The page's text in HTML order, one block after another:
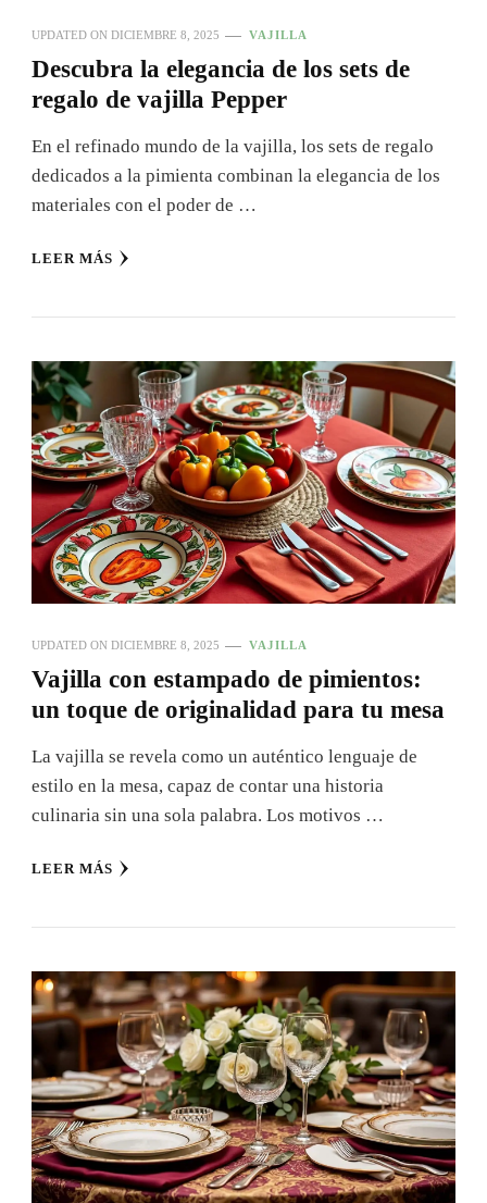
UPDATED ON DICIEMBRE 8, 2025 VAJILLA
Descubra la elegancia de los sets de
regalo de vajilla Pepper
En el refinado mundo de la vajilla, los sets de regalo
dedicados a la pimienta combinan la elegancia de los
materiales con el poder de …
LEER MÁS
UPDATED ON DICIEMBRE 8, 2025 VAJILLA
Vajilla con estampado de pimientos:
un toque de originalidad para tu mesa
La vajilla se revela como un auténtico lenguaje de
estilo en la mesa, capaz de contar una historia
culinaria sin una sola palabra. Los motivos …
LEER MÁS